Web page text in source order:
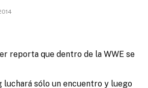
reporta que dentro de la WWE se
luchará sólo un encuentro y luego